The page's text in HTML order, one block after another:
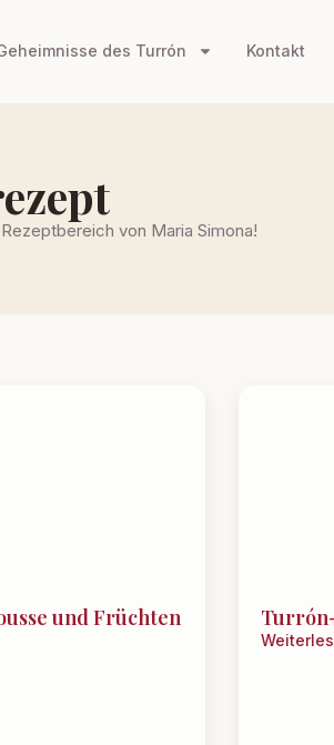
des Turrón Kontakt
von Maria Simona!
und Früchten